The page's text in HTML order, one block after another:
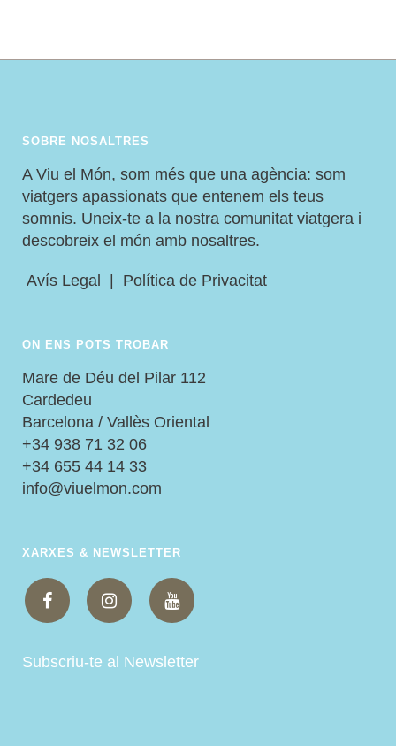
SOBRE NOSALTRES
A Viu el Món, som més que una agència: som
viatgers apassionats que entenem els teus
somnis. Uneix-te a la nostra comunitat viatgera i
descobreix el món amb nosaltres.
Avís Legal Política de Privacitat
ON ENS POTS TROBAR
Mare de Déu del Pilar 112
Cardedeu
Barcelona / Vallès Oriental
+34 938 71 32 06
+34 655 44 14 33
info@viuelmon.com
XARXES & NEWSLETTER
Subscriu-te al Newsletter